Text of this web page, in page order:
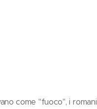
come "fuoco", i romani